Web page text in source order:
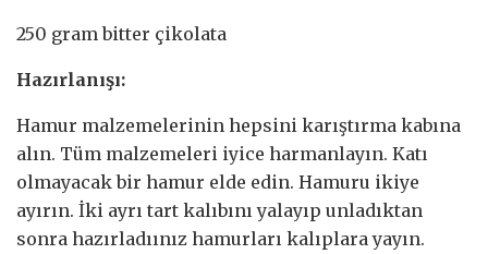
250 gram bitter çikolata
Hazırlanışı:
Hamur malzemelerinin hepsini karıştırma kabına
alın. Tüm malzemeleri iyice harmanlayın. Katı
olmayacak bir hamur elde edin. Hamuru ikiye
ayırın. İki ayrı tart kalıbını yalayıp unladıktan
sonra hazırladıınız hamurları kalıplara yayın.